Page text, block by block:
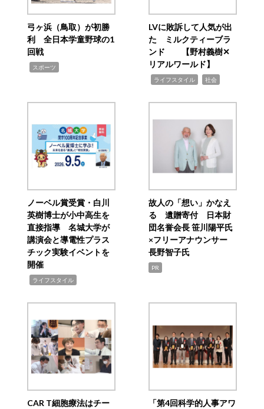
弓ヶ浜（鳥取）が初勝
利 全日本学童野球の1
回戦
スポーツ
LVに敗訴して人気が出
た ミルクティーブラ
ンド 【野村義樹✕
リアルワールド】
ライフスタイル 社会
ノーベル賞受賞・白川
英樹博士が小中高生を
直接指導 名城大学が
講演会と導電性プラス
チック実験イベントを
開催
ライフスタイル
故人の「想い」かなえ
る 遺贈寄付 日本財
団名誉会長 笹川陽平氏
×フリーアナウンサー
長野智子氏
PR
CAR T細胞療法はチー
「第4回科学的人事アワ